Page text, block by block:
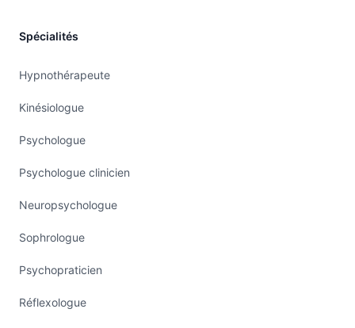
Spécialités
Hypnothérapeute
Kinésiologue
Psychologue
Psychologue clinicien
Neuropsychologue
Sophrologue
Psychopraticien
Réflexologue